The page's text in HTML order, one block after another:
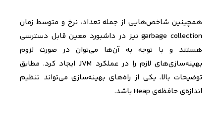
همچینین شاخص‌هایی از جمله تعداد، نرخ و متوسط زمان
garbage collectionنیز در داشبورد معین قابل دسترسی
هستند و با توجه به آن‌ها می‌توان در صورت لزوم
بهینه‌سازی‌های لازم را در عملکرد JVMایجاد کرد. مطابق
توضیحات بالا، یکی از راه‌های بهینه‌سازی می‌تواند تنظیم
اندازه‌ی حافظه‌ی Heap باشد.